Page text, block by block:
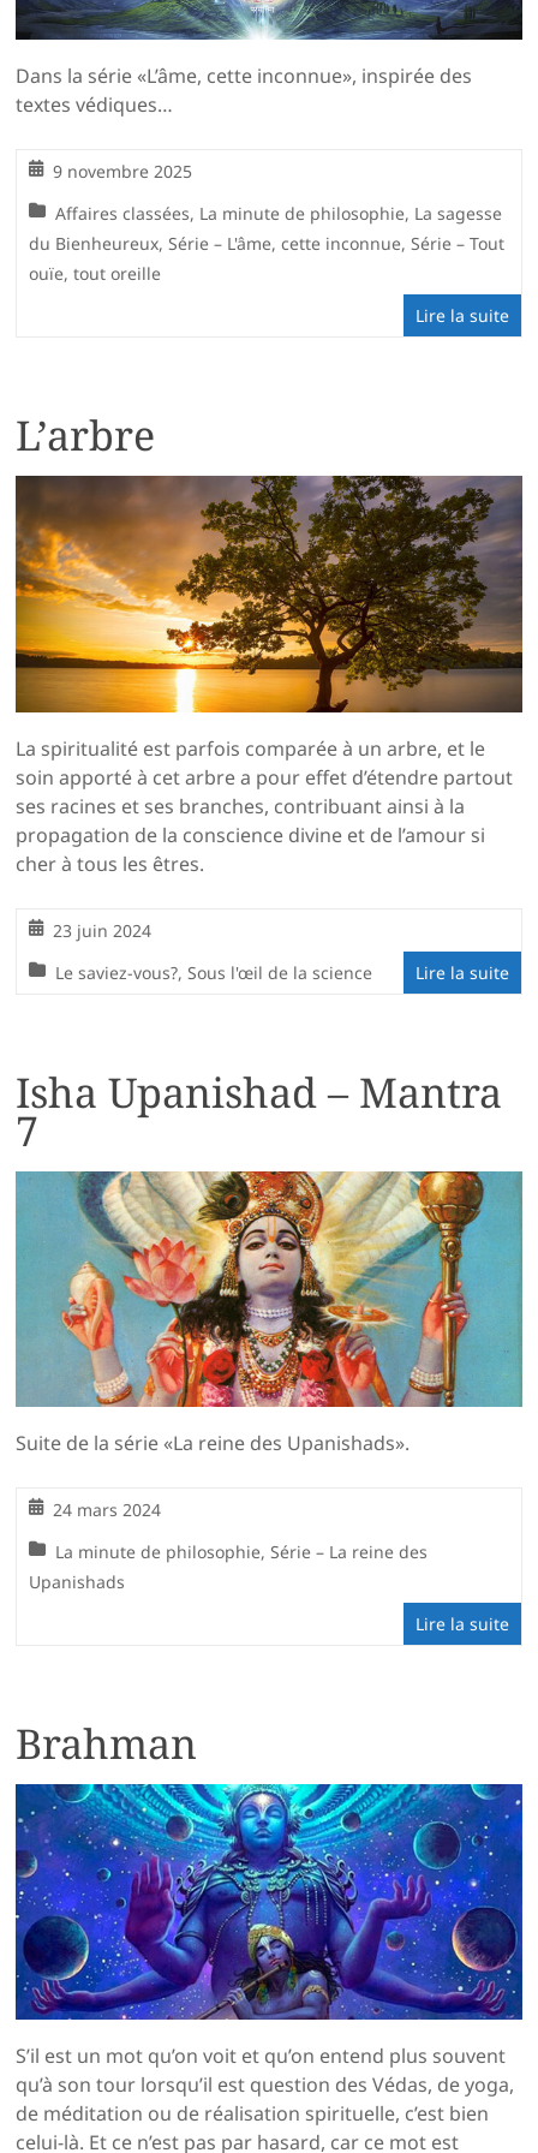
Dans la série «L’âme, cette inconnue», inspirée des
textes védiques…
9 novembre 2025
Affaires classées, La minute de philosophie, La sagesse
du Bienheureux,Série – L'âme, cette inconnue,Série – Tout
ouïe, tout oreille
Lire la suite
L’arbre
La spiritualité est parfois comparée à un arbre, et le
soin apporté à cet arbre a pour effet d’étendre partout
ses racines et ses branches, contribuant ainsi à la
propagation de la conscience divine et de l’amour si
cher à tous les êtres.
23 juin 2024
Le saviez-vous?, Sous l'œil de la science Lire la suite
Isha Upanishad – Mantra
7
Suite de la série «La reine des Upanishads».
24 mars 2024
La minute de philosophie,Série – La reine des
Upanishads
Lire la suite
Brahman
S’il est un mot qu’on voit et qu’on entend plus souvent
qu’à son tour lorsqu’il est question des Védas, de yoga,
de méditation ou de réalisation spirituelle, c’est bien
celui-là. Et ce n’est pas par hasard, car ce mot est